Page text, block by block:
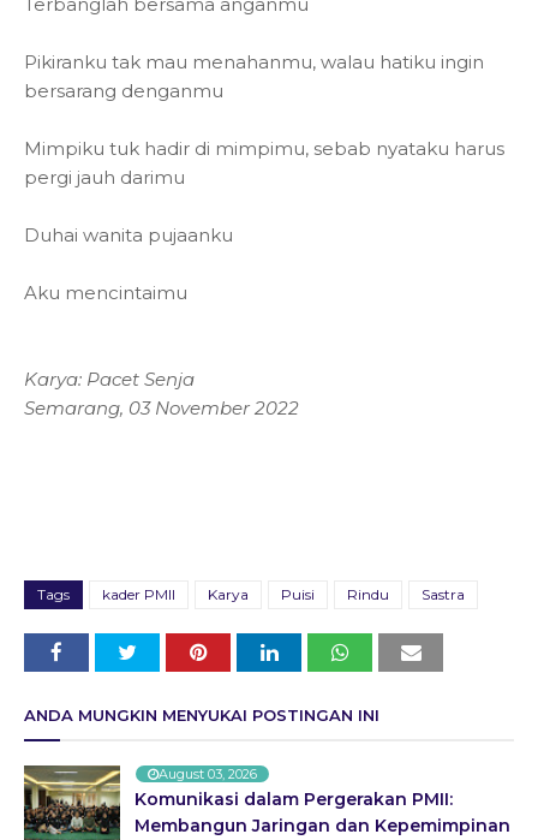
Pikiranku tak mau menahanmu, walau hatiku ingin
bersarang denganmu
Mimpiku tuk hadir di mimpimu, sebab nyataku harus
pergi jauh darimu
Duhai wanita pujaanku
Aku mencintaimu
Karya: Pacet Senja
Semarang, 03 November 2022
Tags kader PMII Karya Puisi Rindu Sastra
ANDA MUNGKIN MENYUKAI POSTINGAN INI
August 03, 2026
Komunikasi dalam Pergerakan PMII:
Membangun Jaringan dan Kepemimpinan